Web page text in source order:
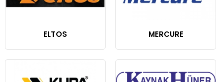
ELTOS MERCURE